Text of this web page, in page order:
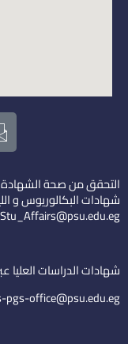
التحقق من صحة الشهادة
شهادات البكالوريوس و
Stu_Affairs@psu.edu.eg
شهادات الدراسات العليا
pgs-office@psu.edu.eg